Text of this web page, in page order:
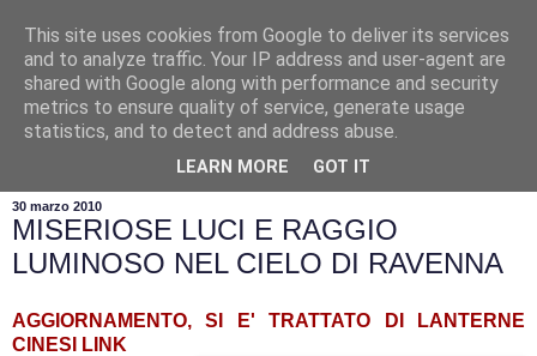
30 marzo 2010
MISERIOSE LUCI E RAGGIO
LUMINOSO NEL CIELO DI RAVENNA
AGGIORNAMENTO, SI E' TRATTATO DI LANTERNE
CINESI
LINK
This site uses cookies from Google to deliver its services
and to analyze traffic. Your IP address and user-agent are
shared with Google along with performance and security
metrics to ensure quality of service, generate usage
statistics, and to detect and address abuse.
LEARN MORE GOT IT